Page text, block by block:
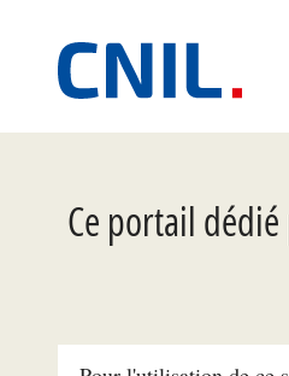
Ce portail